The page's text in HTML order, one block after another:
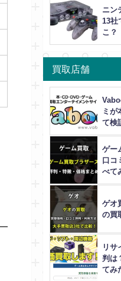
ニン
13社
こ？
買取店舗
ミが
て検
ゲー
口コ
べて
ゲオ
の買
リサ
判は
てみ